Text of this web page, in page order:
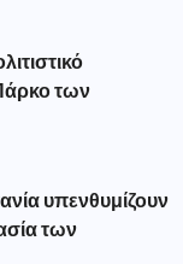
των
υπενθυμίζουν
των